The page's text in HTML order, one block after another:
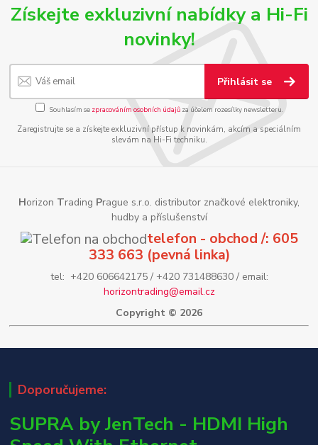
Získejte exkluzivní nabídky a Hi-Fi
novinky!
Přihlásit se
Souhlasím se zpracováním osobních údajůza účelem rozesílky newsletteru.
Zaregistrujte se a získejte exkluzivní přístup k novinkám, akcím a speciálním
slevám na Hi-Fi techniku.
Horizon Trading Prague s.r.o. distributor značkové elektroniky,
hudby a příslušenství
telefon - obchod /: 605
333 663 (pevná linka)
tel: +420 606642175 / +420 731488630 / email:
horizontrading@email.cz
Copyright © 2026
Doporučujeme:
SUPRA by JenTech - HDMI High